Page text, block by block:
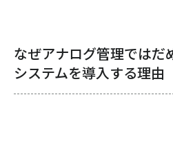
なぜアナログ管理ではだ
システムを導入する理由